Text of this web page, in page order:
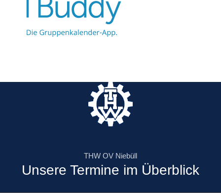
THW OV Niebüll
Unsere Termine im Überblick